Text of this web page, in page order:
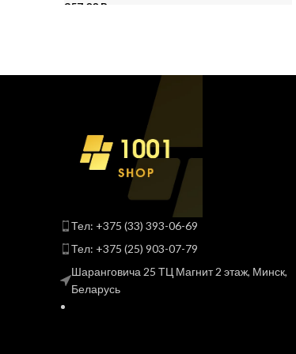
357,00 Br
Тел: +375 (33) 393-06-69
Тел: +375 (25) 903-07-79
Шаранговича 25 ТЦ Магнит 2 этаж, Минск,
Беларусь